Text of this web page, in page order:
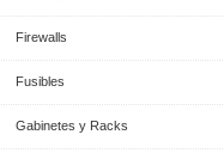
Firewalls
Fusibles
Gabinetes y Racks